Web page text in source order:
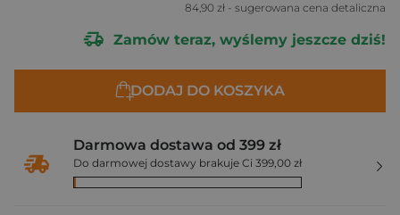
84,90 zł - sugerowana cena detaliczna
Zamów teraz, wyślemy jeszcze dziś!
DODAJ DO KOSZYKA
Darmowa dostawa od 399 zł
Do darmowej dostawy brakuje Ci 399,00 zł